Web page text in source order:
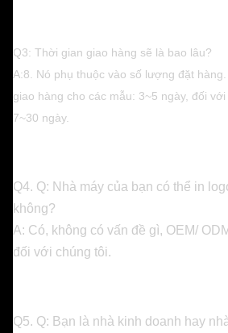
Q3: Thời gian giao hàng sẽ là bao lâu?
A:8. Nó phụ thuộc vào số lượng đặt
giao hàng cho các mẫu: 3~5 ngày, đối
7~30 ngày.
Q4. Q: Nhà máy của bạn có thể in
không?
A: Có, không có vấn đề gì, OEM/
đối với chúng tôi.
Q5. Q: Bạn là nhà kinh doanh hay